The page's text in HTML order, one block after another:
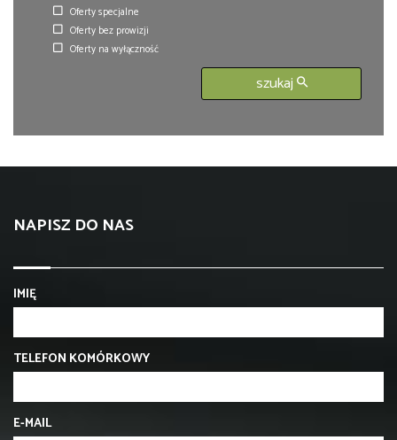
Oferty specjalne
Oferty bez prowizji
Oferty na wyłączność
szukaj
NAPISZ DO NAS
IMIĘ
TELEFON KOMÓRKOWY
E-MAIL